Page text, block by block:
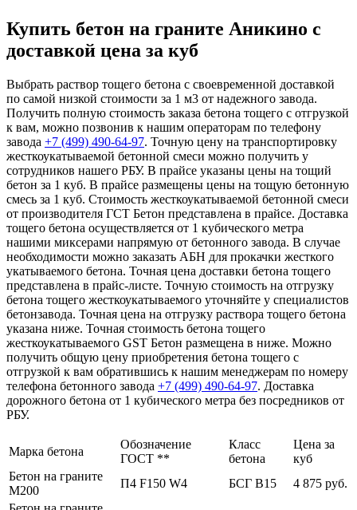
Купить бетон на граните Аникино с
доставкой цена за куб
Выбрать раствор тощего бетона с своевременной доставкой
по самой низкой стоимости за 1 м3 от надежного завода.
Получить полную стоимость заказа бетона тощего с отгрузкой
к вам, можно позвонив к нашим операторам по телефону
завода +7 (499) 490-64-97. Точную цену на транспортировку
жесткоукатываемой бетонной смеси можно получить у
сотрудников нашего РБУ. В прайсе указаны цены на тощий
бетон за 1 куб. В прайсе размещены цены на тощую бетонную
смесь за 1 куб. Стоимость жесткоукатываемой бетонной смеси
от производителя ГСТ Бетон представлена в прайсе. Доставка
тощего бетона осуществляется от 1 кубического метра
нашими миксерами напрямую от бетонного завода. В случае
необходимости можно заказать АБН для прокачки жесткого
укатываемого бетона. Точная цена доставки бетона тощего
представлена в прайс-листе. Точную стоимость на отгрузку
бетона тощего жесткоукатываемого уточняйте у специалистов
бетонзавода. Точная цена на отгрузку раствора тощего бетона
указана ниже. Точная стоимость бетона тощего
жесткоукатываемого GST Бетон размещена в ниже. Можно
получить общую цену приобретения бетона тощего с
отгрузкой к вам обратившись к нашим менеджерам по номеру
телефона бетонного завода +7 (499) 490-64-97. Доставка
дорожного бетона от 1 кубического метра без посредников от
РБУ.
Марка бетона
Обозначение
ГОСТ **
Класс
бетона
Цена за
куб
Бетон на граните
М200
П4 F150 W4 БСГ В15
4 875 руб.